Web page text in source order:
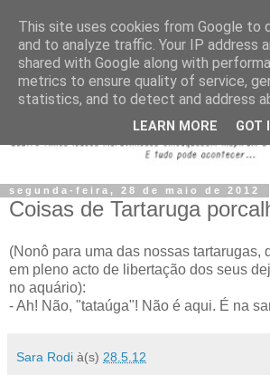
segunda-feira, 28 de maio de 2012
Coisas de Tartaruga
(Nonô para uma das nossas tartarugas,
em pleno acto de libertação dos seus
no aquário):
- Ah! Não, "tataúga"! Não é aqui. É na
Sara Rodi à(s) 28.5.12
This site uses cookies from Google to
and to analyze traffic. Your IP address
shared with Google along with
metrics to ensure quality of service,
statistics, and to detect and address
LEARN MORE GOT